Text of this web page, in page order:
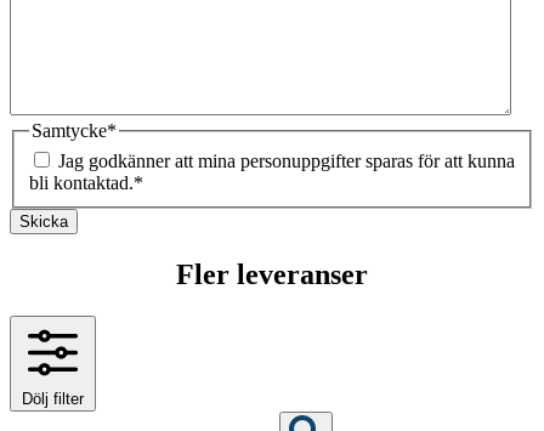
Samtycke*
Jag godkänner att mina personuppgifter sparas för att kunna
bli kontaktad.*
Skicka
Fler leveranser
Dölj filter